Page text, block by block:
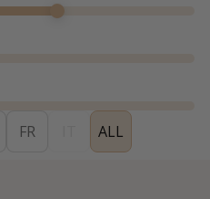
FR ALL